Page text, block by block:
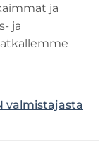
ja
ja
valmistajasta